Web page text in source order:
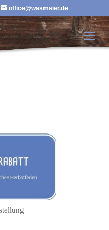
office@wasmeier.de